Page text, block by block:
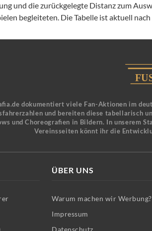
und die zurückgelegte Distanz zum
begleiteten. Die Tabelle ist aktuell nach
dokumentiert viele Fan-Aktionen im
und bereiten diese tabellarisch
und Choreografien in Bildern. In unserem
Vereinsseiten könnt ihr die
ÜBER UNS
Warum machen wir Werbung?
Impressum
Datenschutz